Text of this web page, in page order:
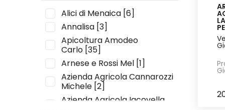
Cascina Bonetto [5]
Cascina Italia [3]
Cassar Scalia Corrado
Colle D'Angiò [3]
Cooperativa Agricola
Zaufanah [1]
Ettore Giangregorio [8]
Fabrizio Zagni-Le Api di
Alici di Menaica [6]
Annalisa [3]
Apicoltura Amodeo
Carlo [35]
Arnese e Rossi Mel [1]
Azienda Agricola Cannarozzi
Michele [2]
Azienda Agricola Iacovella